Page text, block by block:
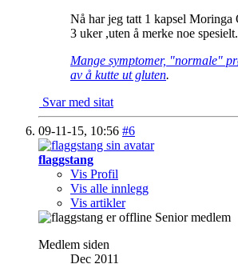
Nå har jeg tatt 1 kapsel Moringa
3 uker ,uten å merke noe spesielt.
Mange symptomer, "normale"
av å kutte ut gluten.
Svar med sitat
09-11-15, 10:56 #6
flaggstang
Vis Profil
Vis alle innlegg
Vis artikler
Senior medlem
Medlem siden
Dec 2011